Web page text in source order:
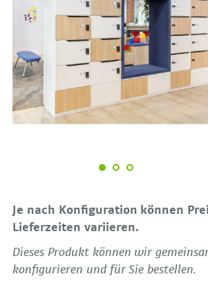
Je nach Konfiguration können
Lieferzeiten variieren.
Dieses Produkt können wir
konfigurieren und für Sie bestellen.